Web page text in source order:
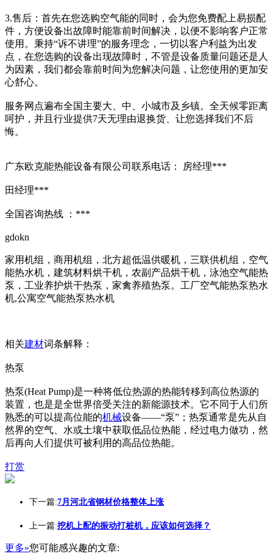
3.售后：首先在您选购空气能的同时，会为您免费配上易损配
件，方便设备出故障时能靠前时间解决，以便不影响客户正常
使用。秉持“诉不讲理”的服务理念，一切以客户利益为出发
点，在您选购的设备出现故障时，不管是设备质量问题还是人
为因素，我们都会靠前时间为您解决问题，让您使用的更加安
心舒心。
服务网点遍布全国主要大、中、小城市及乡镇。全天候零距离
呵护，并且行业提供7天无理由退换货、让您选择我们不后
悔。
广东欧克能热能设备有限公司联系电话： 房经理***
田经理***
全国咨询热线 ：***
gdokn
家用机组，商用机组，北方超低温供暖机，三联供机组，空气
能热水机，建筑材料烘干机，农副产品烘干机，泳池空气能热
泵，工业养护烘干热泵，家禽养殖热泵。工厂空气能热泵热水
机,公寓空气能热泵热水机
相关建材词条解释：
热泵
热泵(Heat Pump)是一种将低位热源的热能转移到高位热源的
装置，也是是全世界倍受关注的新能源技术。它不同于人们所
熟悉的可以提高位能的机械设备——“泵”；热泵通常是先从自
然界的空气、水或土壤中获取低品位热能，经过电力做功，然
后再向人们提供可被利用的高品位热能。
打赏
下一篇:7月河北省钢材价格整体上涨
上一篇:挖机上配的振动打桩机，应该如何选择？
更多»您可能感兴趣的文章: